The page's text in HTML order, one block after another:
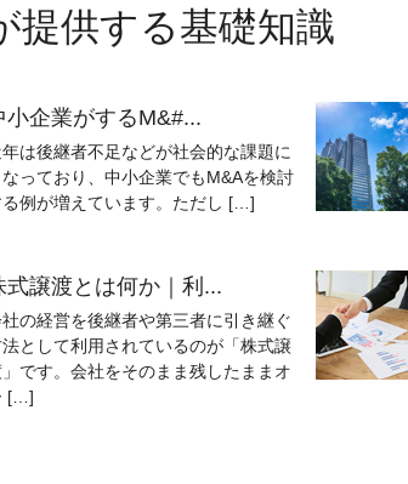
提供する基礎知識
小企業がするM&#...
は後継者不足などが社会的な課題に
なっており、中小企業でもM&Aを検討
例が増えています。ただし […]
式譲渡とは何か｜利...
の経営を後継者や第三者に引き継ぐ
として利用されているのが「株式譲
です。会社をそのまま残したままオ
[…]